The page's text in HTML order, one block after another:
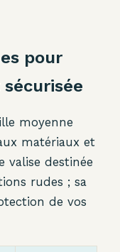
pour
moyenne
matériaux et
valise destinée
rudes ; sa
de vos